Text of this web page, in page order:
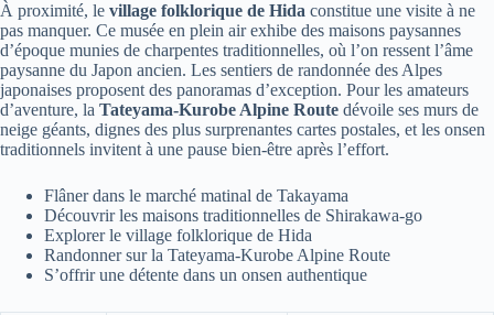
À proximité, le village folklorique de Hida constitue une visite à ne
pas manquer. Ce musée en plein air exhibe des maisons paysannes
d’époque munies de charpentes traditionnelles, où l’on ressent l’âme
paysanne du Japon ancien. Les sentiers de randonnée des Alpes
japonaises proposent des panoramas d’exception. Pour les amateurs
d’aventure, la Tateyama-Kurobe Alpine Route dévoile ses murs de
neige géants, dignes des plus surprenantes cartes postales, et les onsen
traditionnels invitent à une pause bien-être après l’effort.
Flâner dans le marché matinal de Takayama
Découvrir les maisons traditionnelles de Shirakawa-go
Explorer le village folklorique de Hida
Randonner sur la Tateyama-Kurobe Alpine Route
S’offrir une détente dans un onsen authentique